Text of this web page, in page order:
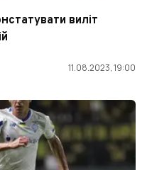
виліт
11.08.2023, 19:00